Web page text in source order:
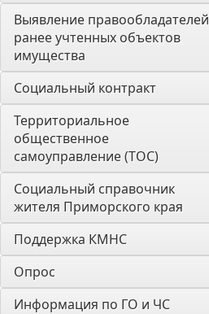
Выявление правообладателей
ранее учтенных объектов
имущества
Социальный контракт
Территориальное
общественное
самоуправление (ТОС)
Социальный справочник
жителя Приморского края
Поддержка КМНС
Опрос
Информация по ГО и ЧС